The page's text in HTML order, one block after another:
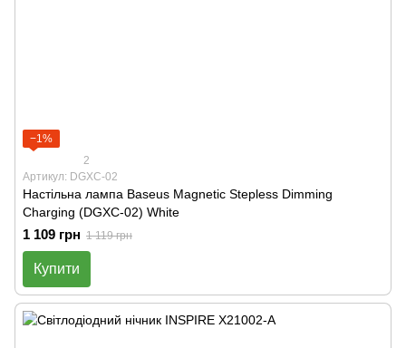
−1%
2
Артикул: DGXC-02
Настільна лампа Baseus Magnetic Stepless Dimming
Charging (DGXC-02) White
1 109 грн 1 119 грн
Купити